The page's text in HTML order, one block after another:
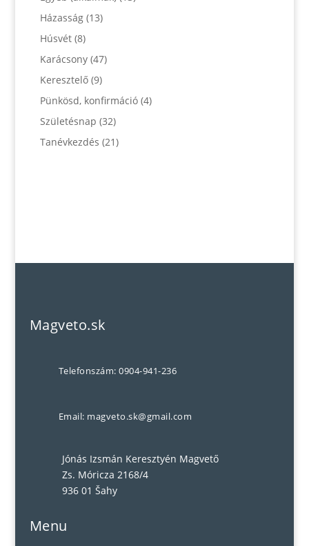
Házasság (13)
Húsvét (8)
Karácsony (47)
Keresztelő (9)
Pünkösd, konfirmáció (4)
Születésnap (32)
Tanévkezdés (21)
Magveto.sk
Telefonszám: 0904-941-236
Email: magveto.sk@gmail.com
Jónás Izsmán Keresztyén Magvető
Zs. Móricza 2168/4
936 01 Šahy
Menu